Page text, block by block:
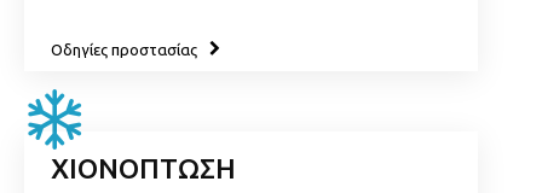
Οδηγίες προστασίας
ΧΙΟΝΟΠΤΩΣΗ